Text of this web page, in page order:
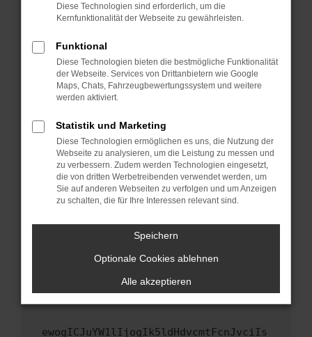
verhindern. Funktioniert die Seite in einem
anderen Browser oder in einem privaten
Starte dein Gerät neu.
Das kann manchmal helfen, vorübergehende
Probleme zu beheben.
Betriebssystem auf dem neuesten Stand
sind.
Veraltete Software birgt nicht nur ein
Sicherheitsrisiko, sondern kann auch dazu
führen, dass bestimmte Funktionen nicht mehr
unterstützt werden.
Wende dich an den Webseitenbetreiber.
Wenn du alle oben genannten Schritte versucht
hast, kontaktiere uns bitte. Wir werden
versuchen, das Problem zu beheben. Du kannst
uns diesen Text schicken, um uns bei der
ewogICJuYW1lIjogIk5ldHdvcmtFcnJvciIs
Diese Technologien sind erforderlich, um die
Kernfunktionalität der Webseite zu gewährleisten.
Funktional
Diese Technologien bieten die bestmögliche Funktionalität
der Webseite. Services von Drittanbietern wie Google
Maps, Chats, Fahrzeugbewertungssystem und weitere
werden aktiviert.
Statistik und Marketing
Diese Technologien ermöglichen es uns, die Nutzung der
Webseite zu analysieren, um die Leistung zu messen und
zu verbessern. Zudem werden Technologien eingesetzt,
die von dritten Werbetreibenden verwendet werden, um
Sie auf anderen Webseiten zu verfolgen und um Anzeigen
zu schalten, die für Ihre Interessen relevant sind.
Speichern
Optionale Cookies ablehnen
Alle akzeptieren